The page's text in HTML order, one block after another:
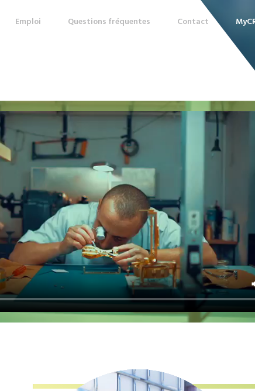
Emploi Questions fréquentes Contact